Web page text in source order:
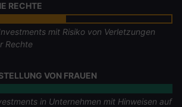
RECHTE
mit Risiko von Verletzungen
Rechte
VON FRAUEN
in Unternehmen mit Hinweisen auf